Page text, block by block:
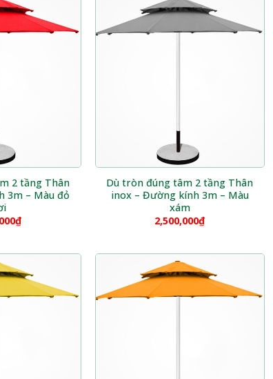
2 tầng Thân
3m – Màu đỏ
₫
Dù tròn đúng tâm 2 tầng Thân
inox – Đường kính 3m – Màu
xám
2,500,000₫